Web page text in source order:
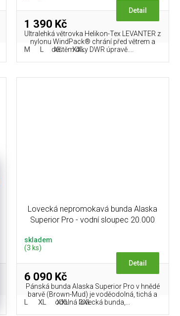
1 390 Kč
Detail
Ultralehká větrovka Helikon-Tex LEVANTER z
nylonu WindPack® chrání před větrem a
deštěm díky DWR úpravě....
M L XL XXL
Lovecká nepromokavá bunda Alaska
Superior Pro - vodní sloupec 20.000
skladem
(3 ks)
6 090 Kč
Detail
Pánská bunda Alaska Superior Pro v hnědé
barvě (Brown-Mud) je voděodolná, tichá a
odolná lovecká bunda,...
L XL XXL 3XL